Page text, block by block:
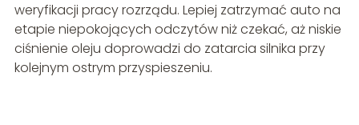
weryfikacji pracy rozrządu. Lepiej zatrzymać auto na
etapie niepokojących odczytów niż czekać, aż niskie
ciśnienie oleju doprowadzi do zatarcia silnika przy
kolejnym ostrym przyspieszeniu.